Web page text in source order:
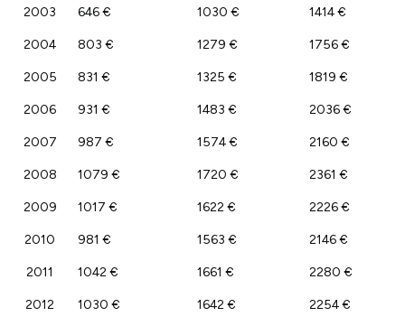
2003 646 € 1030 € 1414 €
2004 803 € 1279 € 1756 €
2005 831 € 1325 € 1819 €
2006 931 € 1483 € 2036 €
2007 987 € 1574 € 2160 €
2008 1079 € 1720 € 2361 €
2009 1017 € 1622 € 2226 €
2010 981 € 1563 € 2146 €
2011 1042 € 1661 € 2280 €
2012 1030 € 1642 € 2254 €